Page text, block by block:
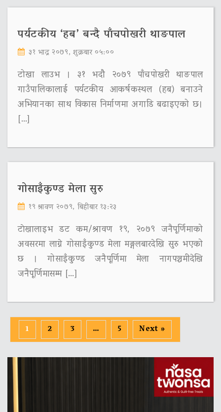
पर्यटकीय ‘हब’ बन्दै पाँचपोखरी थाङपाल
३१ भाद्र २०७९, शुक्रबार ०५:००
टोखा लाउभ । ३१ भदौ २०७९ पाँचपोखरी थाङपाल
गाउँपालिकालाई पर्यटकीय आकर्षकस्थल (हब) बनाउने
अभियानका साथ विकास निर्माणमा अगाडि बढाइएको छ।
[…]
गोसाइँकुण्ड मेला सुरु
१९ श्रावण २०७९, बिहीबार १३:२३
टाेखालाइभ डट कम/श्रावण १९, २०७९ जनैपूर्णिमाको
अवसरमा लाग्ने गोसाइँकुण्ड मेला मङ्गलबारदेखि सुरु भएको
छ । गोसाइँकुण्ड जनैपूर्णिमा मेला नागपञ्चमीदेखि
जनैपूर्णिमासम्म […]
1 2 3 … 5 Next »